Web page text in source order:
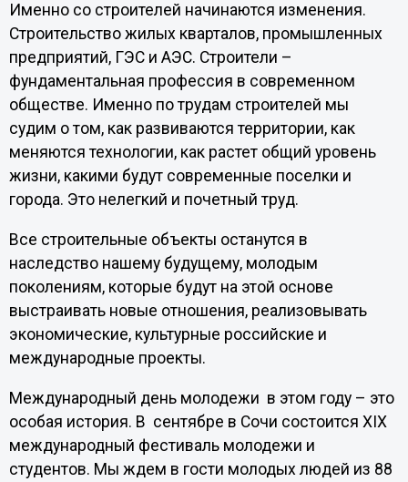
Именно со строителей начинаются изменения.
Строительство жилых кварталов, промышленных
предприятий, ГЭС и АЭС. Строители –
фундаментальная профессия в современном
обществе. Именно по трудам строителей мы
судим о том, как развиваются территории, как
меняются технологии, как растет общий уровень
жизни, какими будут современные поселки и
города. Это нелегкий и почетный труд.
Все строительные объекты останутся в
наследство нашему будущему, молодым
поколениям, которые будут на этой основе
выстраивать новые отношения, реализовывать
экономические, культурные российские и
международные проекты.
Международный день молодежи в этом году – это
особая история. В сентябре в Сочи состоится XIX
международный фестиваль молодежи и
студентов. Мы ждем в гости молодых людей из 88